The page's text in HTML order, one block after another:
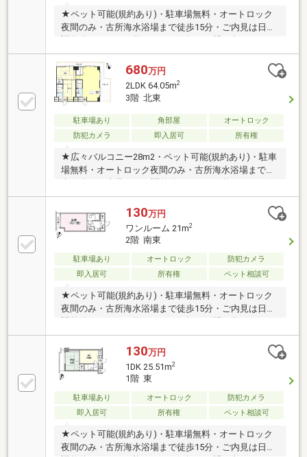
★ペット可能(規約あり)・駐車場無料・オートロック
夜間のみ・古所海水浴場まで徒歩15分・ご内見は日程
さい。
680万円
2LDK 64.05m2
3階 北東
駐車場あり 角部屋
オートロック
防犯カメラ
即入居可 所有権
★広々バルコニー28m2・ペット可能(規約あり)・駐車
場無料・オートロック夜間のみ・古所海水浴場まで徒
軽にお問い合わせください。
130万円
ワンルーム 21m2
2階 南東
駐車場あり オートロック
防犯カメラ
即入居可
所有権 ペット相談可
★ペット可能(規約あり)・駐車場無料・オートロック
夜間のみ・古所海水浴場まで徒歩15分・ご内見は日程
さい。
130万円
1DK 25.51m2
1階 東
駐車場あり オートロック
防犯カメラ
即入居可
所有権 ペット相談可
★ペット可能(規約あり)・駐車場無料・オートロック
夜間のみ・古所海水浴場まで徒歩15分・ご内見は日程